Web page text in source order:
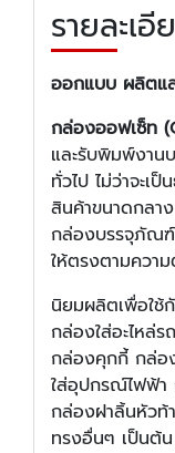
รายละเ
ออกแบบ ผลิตแ
กล่องออฟเซ็ท
และรับพิมพ์งาน
ทั่วไป ไม่ว่าจะเ
สินค้าขนาดกลา
กล่องบรรจุภัณฑ์
ให้ตรงตามควา
นิยมผลิตเพื่อใช้
กล่องใส่อะไหล่
กล่องคุกกี้ กล่อ
ใส่อุปกรณ์ไฟฟ้า
กล่องฝาลิ้นหัวท้
ทรงอื่นๆ เป็นต้น